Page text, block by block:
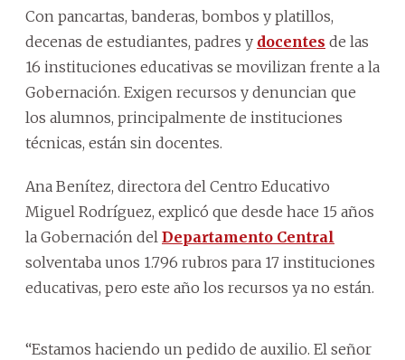
Con pancartas, banderas, bombos y platillos,
decenas de estudiantes, padres y docentes de las
16 instituciones educativas se movilizan frente a la
Gobernación. Exigen recursos y denuncian que
los alumnos, principalmente de instituciones
técnicas, están sin docentes.
Ana Benítez, directora del Centro Educativo
Miguel Rodríguez, explicó que desde hace 15 años
la Gobernación del Departamento Central
solventaba unos 1.796 rubros para 17 instituciones
educativas, pero este año los recursos ya no están.
“Estamos haciendo un pedido de auxilio. El señor